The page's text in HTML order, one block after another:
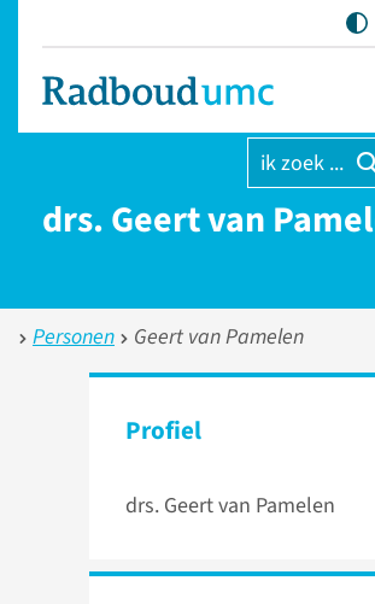
ik zoek ...
drs. Geert van
Personen Geert van Pamelen
Profiel
drs. Geert van Pamelen